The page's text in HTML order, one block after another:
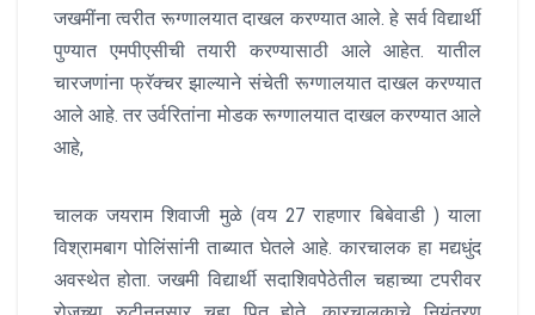
जखमींना त्वरीत रूग्णालयात दाखल करण्यात आले. हे सर्व विद्यार्थी
पुण्यात एमपीएसीची तयारी करण्यासाठी आले आहेत. यातील
चारजणांना फ्रॅक्चर झाल्याने संचेती रूग्णालयात दाखल करण्यात
आले आहे. तर उर्वरितांना मोडक रूग्णालयात दाखल करण्यात आले
आहे,
चालक जयराम शिवाजी मुळे (वय 27 राहणार बिबेवाडी ) याला
विश्रामबाग पोलिंसांनी ताब्यात घेतले आहे. कारचालक हा मद्यधुंद
अवस्थेत होता. जखमी विद्यार्थी सदाशिवपेेठेतील चहाच्या टपरीवर